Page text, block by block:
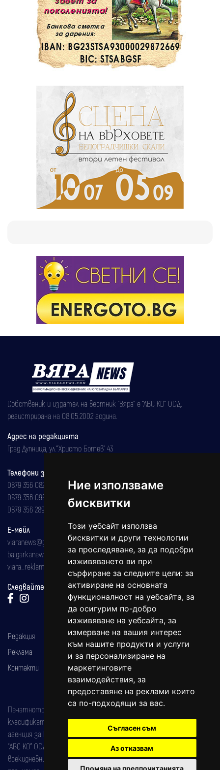
Ние използваме
бисквитки
Този уебсайт използва
бисквитки и други технологии
за проследяване, за да подобри
изживяването ви при
сърфиране за следните цели: за
активиране на основната
функционалност на уебсайта, за
да осигурим по-добро
изживяване на уебсайта, за
измерване на вашия интерес
към нашите продукти и услуги
и за персонализиране на
маркетинговите
взаимодействия, за
предоставяне на реклами които
са по-подходящи за вас.
Съгласен съм
Аз отказвам
Промяна на предпочитанията
Собственик и издател на вестник "Вяра" е "АВС КО" ООД,
регистрирана на 08.05.2002 година.
Адрес на редакцията
Град Дупница, ул.''Христо Ботев" 43
Телефони за реклама и абонаменти
0879 356 082
0879 356 098
0879 356 289
Е-мейл
viaranews@gmail.com
balgarkanews@gmail.com
viara_reklama@mail.bg
Следвайте ни:
Редакция
Реклама
Контакти
Печатното издание на вестника е регистрирано в националния
класификатор на печатните издания (Българска национална
агенция за ISSN) под номер: ISSN 1312-4722.
"АВС КО" ООД е притежател на марката: Вяра информационен
всекидневник на югозападна България, със свидетелство за марка